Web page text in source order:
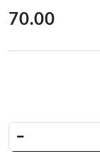
cena:
70.00